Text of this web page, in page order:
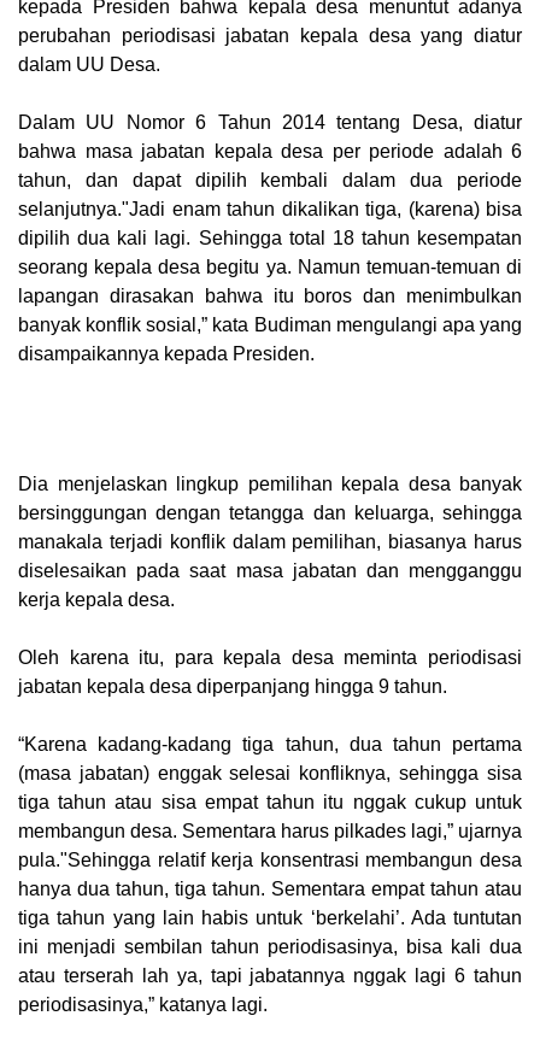
kepada Presiden bahwa kepala desa menuntut adanya
perubahan periodisasi jabatan kepala desa yang diatur
dalam UU Desa.
Dalam UU Nomor 6 Tahun 2014 tentang Desa, diatur
bahwa masa jabatan kepala desa per periode adalah 6
tahun, dan dapat dipilih kembali dalam dua periode
selanjutnya."Jadi enam tahun dikalikan tiga, (karena) bisa
dipilih dua kali lagi. Sehingga total 18 tahun kesempatan
seorang kepala desa begitu ya. Namun temuan-temuan di
lapangan dirasakan bahwa itu boros dan menimbulkan
banyak konflik sosial,” kata Budiman mengulangi apa yang
disampaikannya kepada Presiden.
Dia menjelaskan lingkup pemilihan kepala desa banyak
bersinggungan dengan tetangga dan keluarga, sehingga
manakala terjadi konflik dalam pemilihan, biasanya harus
diselesaikan pada saat masa jabatan dan mengganggu
kerja kepala desa.
Oleh karena itu, para kepala desa meminta periodisasi
jabatan kepala desa diperpanjang hingga 9 tahun.
“Karena kadang-kadang tiga tahun, dua tahun pertama
(masa jabatan) enggak selesai konfliknya, sehingga sisa
tiga tahun atau sisa empat tahun itu nggak cukup untuk
membangun desa. Sementara harus pilkades lagi,” ujarnya
pula."Sehingga relatif kerja konsentrasi membangun desa
hanya dua tahun, tiga tahun. Sementara empat tahun atau
tiga tahun yang lain habis untuk ‘berkelahi’. Ada tuntutan
ini menjadi sembilan tahun periodisasinya, bisa kali dua
atau terserah lah ya, tapi jabatannya nggak lagi 6 tahun
periodisasinya,” katanya lagi.